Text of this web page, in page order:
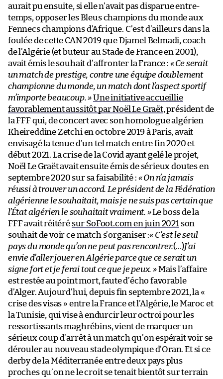
aurait pu ensuite, si elle n’avait pas disparue entre-
temps, opposer les Bleus champions du monde aux
Fennecs champions d’Afrique. C’est d’ailleurs dans la
foulée de cette CAN 2019 que Djamel Belmadi, coach
de l’Algérie (et buteur au Stade de France en 2001),
avait émis le souhait d’affronter la France : « Ce serait
un match de prestige, contre une équipe doublement
championne du monde, un match dont l’aspect sportif
m’importe beaucoup. »Une initiative accueillie
favorablement aussitôt par Noël Le Graët, président de
la FFF qui, de concert avec son homologue algérien
Kheireddine Zetchi en octobre 2019 à Paris, avait
envisagé la tenue d’un tel match entre fin 2020 et
début 2021. La crise de la Covid ayant gelé le projet,
Noël Le Graët avait ensuite émis de sérieux doutes en
septembre 2020 sur sa faisabilité : « On n’a jamais
réussi à trouver un accord. Le président de la Fédération
algérienne le souhaitait, mais je ne suis pas certain que
l’État algérien le souhaitait vraiment. »Le boss de la
FFF avait réitéré sur SoFoot.com en juin 2021 son
souhait de voir ce match s’organiser :« C’est le seul
pays du monde qu’on ne peut pas rencontrer.(…)J’ai
envie d’aller jouer en Algérie parce que ce serait un
signe fort et je ferai tout ce que je peux. »Mais l’affaire
est restée au point mort, faute d’écho favorable
d’Alger. Aujourd’hui, depuis fin septembre 2021, la «
crise des visas » entre la France et l’Algérie, le Maroc et
la Tunisie, qui vise à endurcir leur octroi pour les
ressortissants maghrébins, vient de marquer un
sérieux coup d’arrêt à un match qu’on espérait voir se
dérouler au nouveau stade olympique d’Oran. Et si ce
derby de la Méditerranée entre deux pays plus
proches qu’on ne le croit se tenait bientôt sur terrain